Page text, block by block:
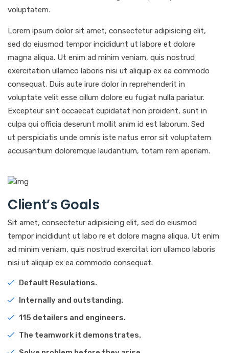
voluptatem.
Lorem ipsum dolor sit amet, consectetur adipisicing elit,
sed do eiusmod tempor incididunt ut labore et dolore
magna aliqua. Ut enim ad minim veniam, quis nostrud
exercitation ullamco laboris nisi ut aliquip ex ea commodo
consequat. Duis aute irure dolor in reprehenderit in
voluptate velit esse cillum dolore eu fugiat nulla pariatur.
Excepteur sint occaecat cupidatat non proident, sunt in
culpa qui officia deserunt mollit anim id est laborum. Sed
ut perspiciatis unde omnis iste natus error sit voluptatem
accusantium doloremque laudantium, totam rem aperiam.
Client’s Goals
Sit amet, consectetur adipisicing elit, sed do eiusmod
tempor incididunt ut labo re et dolore magna aliqua. Ut enim
ad minim veniam, quis nostrud exercitat ion ullamco laboris
nisi ut aliquip ex ea commodo consequat.
Default Resulations.
Internally and outstanding.
115 detailers and engineers.
The teamwork it demonstrates.